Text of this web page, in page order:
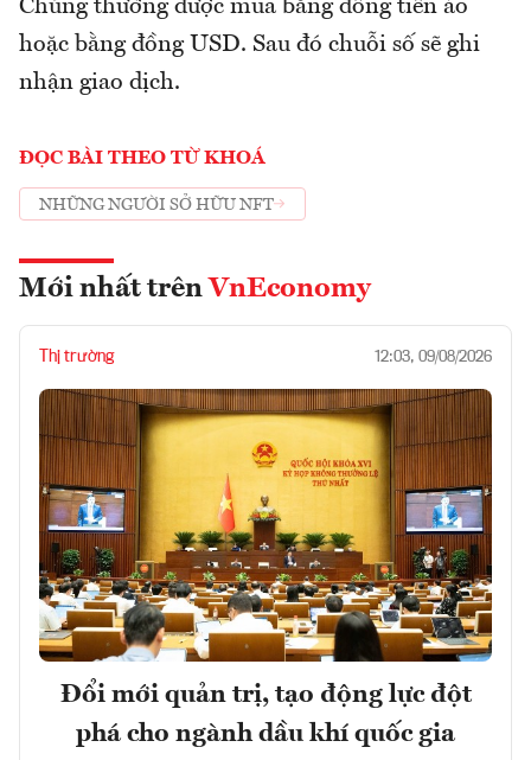
Chúng thường được mua bằng đồng tiền ảo
hoặc bằng đồng USD. Sau đó chuỗi số sẽ ghi
nhận giao dịch.
ĐỌC BÀI THEO TỪ KHOÁ
NHỮNG NGƯỜI SỞ HỮU NFT
Mới nhất trên VnEconomy
Thị trường 12:03, 09/08/2026
Đổi mới quản trị, tạo động lực đột
phá cho ngành dầu khí quốc gia